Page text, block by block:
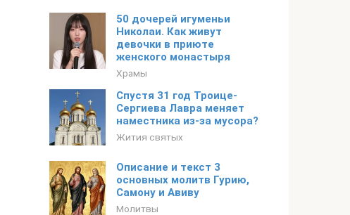
50 дочерей игуменьи
Николаи. Как живут
девочки в приюте
женского монастыря
Храмы
Спустя 31 год Троице-
Сергиева Лавра меняет
наместника из-за мусора?
Жития святых
Описание и текст 3
основных молитв Гурию,
Самону и Авиву
Молитвы